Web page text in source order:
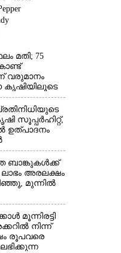
മതി; 75
വരുമാനം
കൃഷിയിലൂടെ
സൂപ്പർഹിറ്റ്,​
ഉത്പാദനം
ബാങ്കുകൾക്ക്
ലാഭം അരലക്ഷം
മുന്നിൽ
മൂന്നിരട്ടി
നിന്ന്
രൂപവരെ